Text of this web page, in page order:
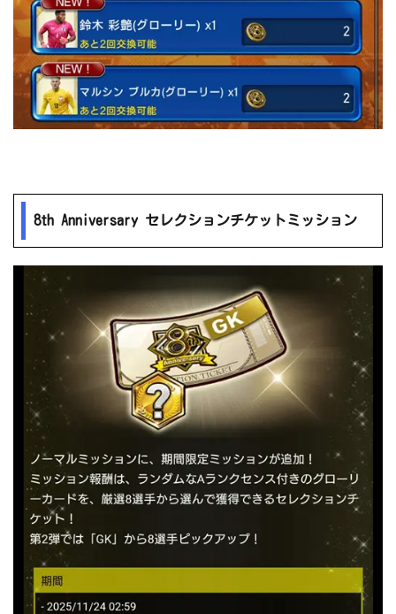
8th Anniversary セレクションチケットミッション